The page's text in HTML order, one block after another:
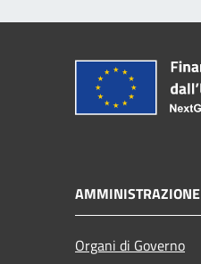
AMMINISTRAZIONE
Organi di Governo